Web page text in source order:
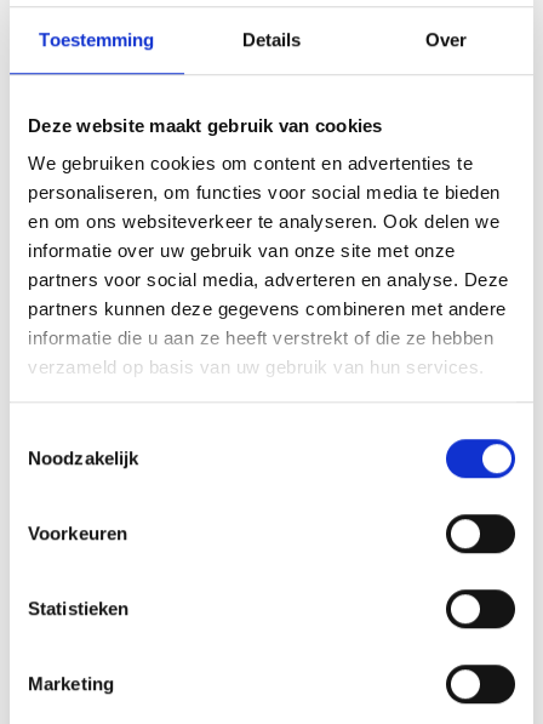
Toestemming Details Over
Deze website maakt gebruik van cookies
We gebruiken cookies om content en advertenties te
personaliseren, om functies voor social media te bieden
en om ons websiteverkeer te analyseren. Ook delen we
informatie over uw gebruik van onze site met onze
partners voor social media, adverteren en analyse. Deze
partners kunnen deze gegevens combineren met andere
informatie die u aan ze heeft verstrekt of die ze hebben
verzameld op basis van uw gebruik van hun services.
Noodzakelijk
Voorkeuren
Statistieken
Marketing
goed voorbereiden, dan helpt een duidelijk
voorkomen.
Jouw A5 boek drukken:
zet vandaag de eerste
stap
De
kwalitatief hoogstaand A5 boek dat niet onderdoet voor
uitgaven van traditionele uitgevers.
Jouw verhaal verdient het om gedeeld te worden.
Waarom zou je nog langer wachten? We helpen je